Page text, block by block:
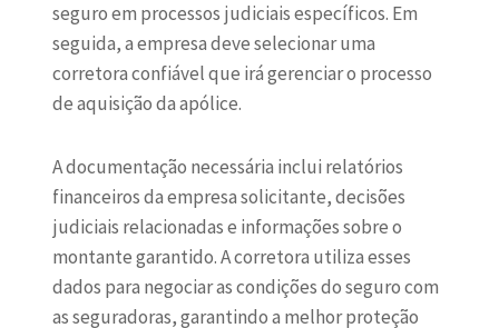
seguro em processos judiciais específicos. Em
seguida, a empresa deve selecionar uma
corretora confiável que irá gerenciar o processo
de aquisição da apólice.
A documentação necessária inclui relatórios
financeiros da empresa solicitante, decisões
judiciais relacionadas e informações sobre o
montante garantido. A corretora utiliza esses
dados para negociar as condições do seguro com
as seguradoras, garantindo a melhor proteção